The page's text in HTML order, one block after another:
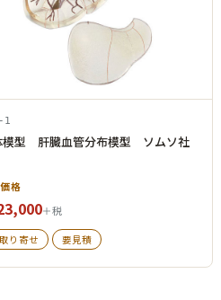
1
模型 肝臓血管分布模型 ソムソ社
格
＋税
り寄せ 要見積